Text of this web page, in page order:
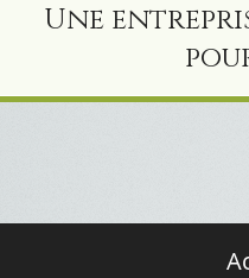
Une